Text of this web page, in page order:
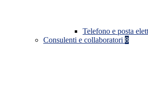
Telefono e posta
Consulenti e collaboratori 8